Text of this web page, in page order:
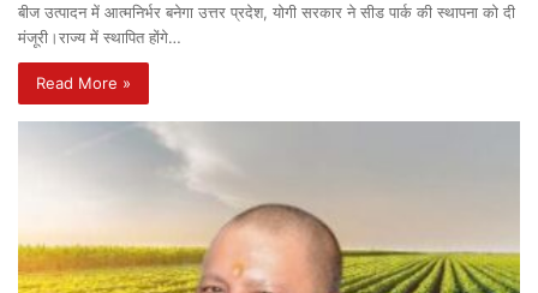
बीज उत्पादन में आत्मनिर्भर बनेगा उत्तर प्रदेश, योगी सरकार ने सीड पार्क की स्थापना को दी
मंजूरी।राज्य में स्थापित होंगे…
Read More »